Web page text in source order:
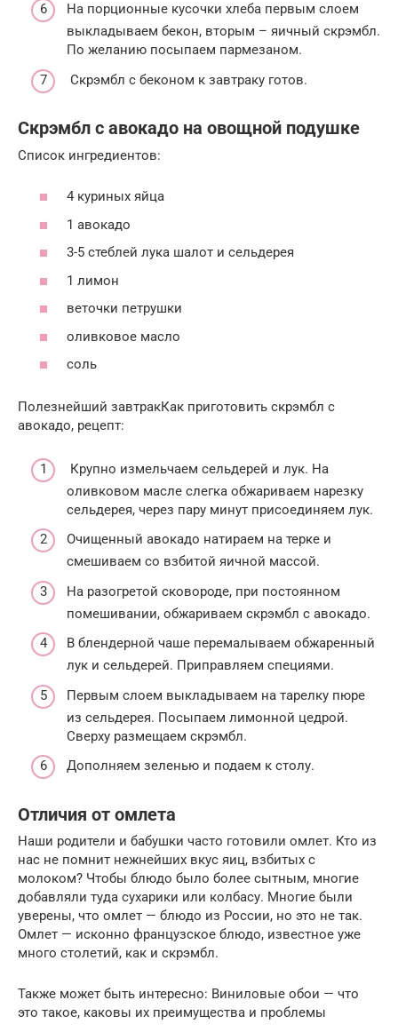
На порционные кусочки хлеба первым слоем
выкладываем бекон, вторым – яичный скрэмбл.
По желанию посыпаем пармезаном.
Скрэмбл с беконом к завтраку готов.
Скрэмбл с авокадо на овощной подушке
Список ингредиентов:
4 куриных яйца
1 авокадо
3-5 стеблей лука шалот и сельдерея
1 лимон
веточки петрушки
оливковое масло
соль
Полезнейший завтракКак приготовить скрэмбл с
авокадо, рецепт:
Крупно измельчаем сельдерей и лук. На
оливковом масле слегка обжариваем нарезку
сельдерея, через пару минут присоединяем лук.
Очищенный авокадо натираем на терке и
смешиваем со взбитой яичной массой.
На разогретой сковороде, при постоянном
помешивании, обжариваем скрэмбл с авокадо.
В блендерной чаше перемалываем обжаренный
лук и сельдерей. Приправляем специями.
Первым слоем выкладываем на тарелку пюре
из сельдерея. Посыпаем лимонной цедрой.
Сверху размещаем скрэмбл.
Дополняем зеленью и подаем к столу.
Отличия от омлета
Наши родители и бабушки часто готовили омлет. Кто из
нас не помнит нежнейших вкус яиц, взбитых с
молоком? Чтобы блюдо было более сытным, многие
добавляли туда сухарики или колбасу. Многие были
уверены, что омлет — блюдо из России, но это не так.
Омлет — исконно французское блюдо, известное уже
много столетий, как и скрэмбл.
Также может быть интересно: Виниловые обои — что
это такое, каковы их преимущества и проблемы